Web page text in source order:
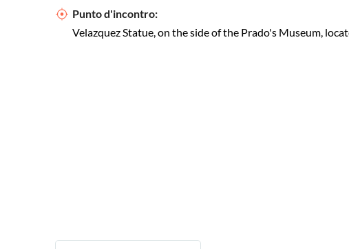
Punto d'incontro:
Velazquez Statue, on the side of the Prado's Museum,